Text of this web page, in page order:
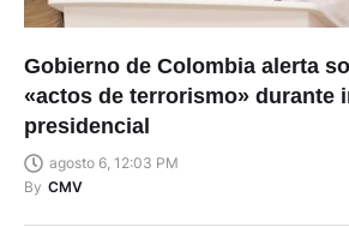
Gobierno de Colombia alerta
«actos de terrorismo» durante
presidencial
agosto 6, 12:03 PM
By